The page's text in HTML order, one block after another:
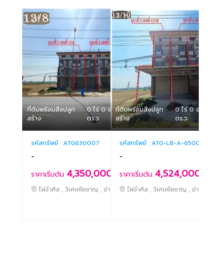
ที่ดินพร้อมสิ่งปลูก
สร้าง
0 ไร่ 0 งาน 40
ตร.ว
รหัสทรัพย์ : ATG630007
-
ราคาเริ่มต้น 4,350,000.-
ไผ่จำศิล , วิเศษชัยชาญ , อ่างทอง
ที่ดินพร้อมสิ่งปลูก
สร้าง
0 ไร่ 0 งาน 40
ตร.ว
รหัสทรัพย์ : ATG-LB-A-650005
-
ราคาเริ่มต้น 4,524,000.-
ไผ่จำศิล , วิเศษชัยชาญ , อ่างทอง